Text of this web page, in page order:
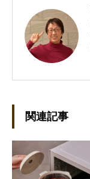
関連記事